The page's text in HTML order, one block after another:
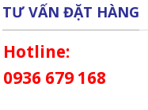
TƯ VẤN ĐẶT HÀNG
Hotline:
0936 679 168